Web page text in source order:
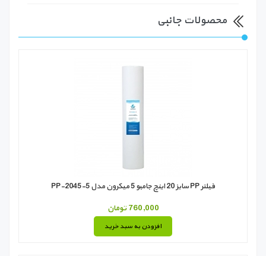
محصولات جانبی
فیلتر PP سایز 20 اینچ جامبو 5 میکرون مدل PP-2045-5
760,000 تومان
افزودن به سبد خرید